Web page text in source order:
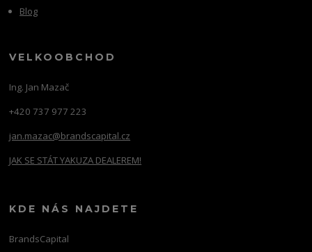
Blog
VELKOOBCHOD
Ing. Jan Mazač
+420 737 977 223
jan.mazac@brandscapital.cz
JAK SE STÁT YAKUZA DEALEREM!
KDE NÁS NAJDETE
BrandsCapital